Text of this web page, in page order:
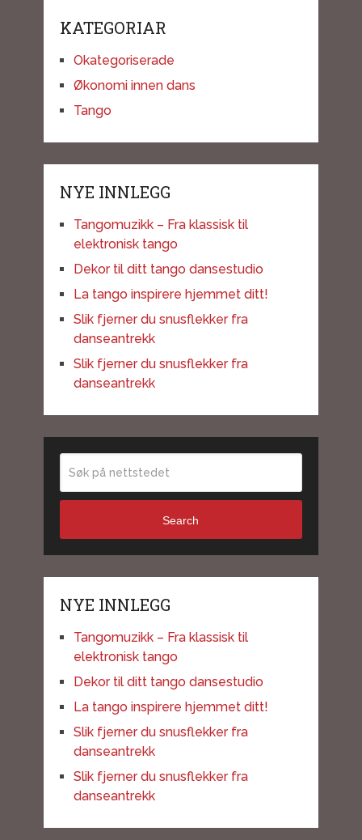
KATEGORIAR
Okategoriserade
Økonomi innen dans
Tango
NYE INNLEGG
Tangomuzikk – Fra klassisk til
elektronisk tango
Dekor til ditt tango dansestudio
La tango inspirere hjemmet ditt!
Slik fjerner du snusflekker fra
danseantrekk
Slik fjerner du snusflekker fra
danseantrekk
Search
NYE INNLEGG
Tangomuzikk – Fra klassisk til
elektronisk tango
Dekor til ditt tango dansestudio
La tango inspirere hjemmet ditt!
Slik fjerner du snusflekker fra
danseantrekk
Slik fjerner du snusflekker fra
danseantrekk